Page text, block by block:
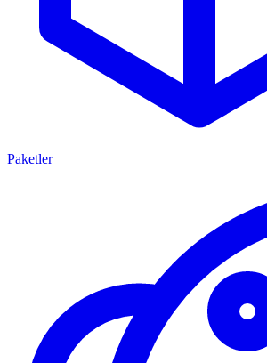
Paketler